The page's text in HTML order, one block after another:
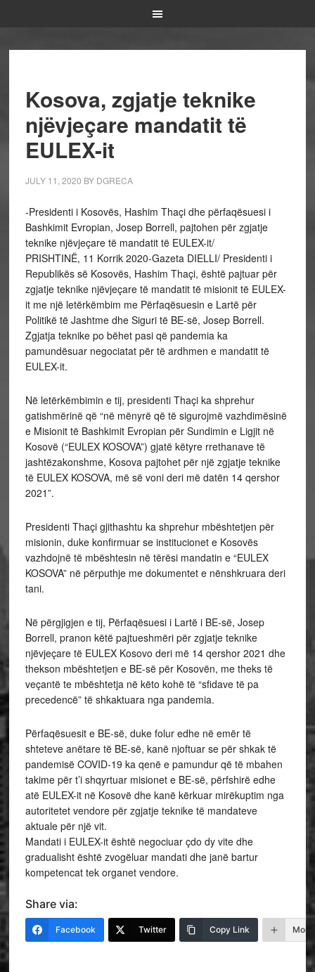
Kosova, zgjatje teknike
njëvjeçare mandatit të
EULEX-it
JULY 11, 2020 BY DGRECA
-Presidenti i Kosovës, Hashim Thaçi dhe përfaqësuesi i
Bashkimit Evropian, Josep Borrell, pajtohen për zgjatje
teknike njëvjeçare të mandatit të EULEX-it/
PRISHTINË, 11 Korrik 2020-Gazeta DIELLI/ Presidenti i
Republikës së Kosovës, Hashim Thaçi, është pajtuar për
zgjatje teknike njëvjeçare të mandatit të misionit të EULEX-
it me një letërkëmbim me Përfaqësuesin e Lartë për
Politikë të Jashtme dhe Siguri të BE-së, Josep Borrell.
Zgjatja teknike po bëhet pasi që pandemia ka
pamundësuar negociatat për të ardhmen e mandatit të
EULEX-it.
Në letërkëmbimin e tij, presidenti Thaçi ka shprehur
gatishmërinë që “në mënyrë që të sigurojmë vazhdimësinë
e Misionit të Bashkimit Evropian për Sundimin e Ligjit në
Kosovë (“EULEX KOSOVA”) gjatë këtyre rrethanave të
jashtëzakonshme, Kosova pajtohet për një zgjatje teknike
të EULEX KOSOVA, më së voni deri më datën 14 qershor
2021”.
Presidenti Thaçi gjithashtu ka shprehur mbështetjen për
misionin, duke konfirmuar se institucionet e Kosovës
vazhdojnë të mbështesin në tërësi mandatin e “EULEX
KOSOVA” në përputhje me dokumentet e nënshkruara deri
tani.
Në përgjigjen e tij, Përfaqësuesi i Lartë i BE-së, Josep
Borrell, pranon këtë pajtueshmëri për zgjatje teknike
njëvjeçare të EULEX Kosovo deri më 14 qershor 2021 dhe
thekson mbështetjen e BE-së për Kosovën, me theks të
veçantë te mbështetja në këto kohë të “sfidave të pa
precedencë” të shkaktuara nga pandemia.
Përfaqësuesit e BE-së, duke folur edhe në emër të
shteteve anëtare të BE-së, kanë njoftuar se për shkak të
pandemisë COVID-19 ka qenë e pamundur që të mbahen
takime për t’i shqyrtuar misionet e BE-së, përfshirë edhe
atë EULEX-it në Kosovë dhe kanë kërkuar mirëkuptim nga
autoritetet vendore për zgjatje teknike të mandateve
aktuale për një vit.
Mandati i EULEX-it është negociuar çdo dy vite dhe
gradualisht është zvogëluar mandati dhe janë bartur
kompetencat tek organet vendore.
Share via:
Facebook Twitter Copy Link More